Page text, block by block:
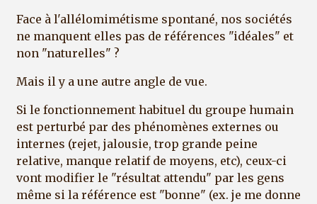
Face à l'allélomimétisme spontané, nos sociétés
ne manquent elles pas de références "idéales" et
non "naturelles" ?
Mais il y a une autre angle de vue.
Si le fonctionnement habituel du groupe humain
est perturbé par des phénomènes externes ou
internes (rejet, jalousie, trop grande peine
relative, manque relatif de moyens, etc), ceux-ci
vont modifier le "résultat attendu" par les gens
même si la référence est "bonne" (ex. je me donne